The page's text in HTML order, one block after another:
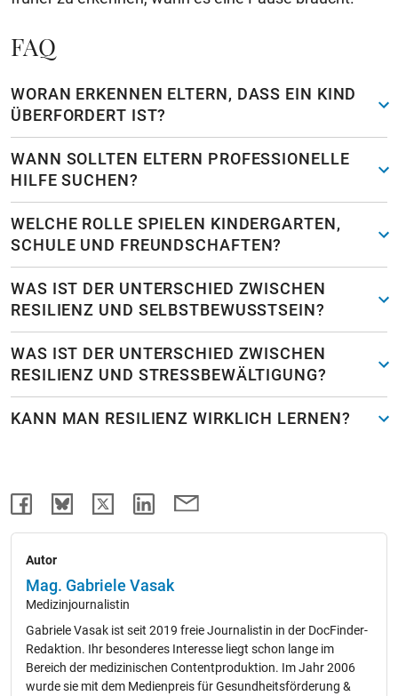
FAQ
WORAN ERKENNEN ELTERN, DASS EIN KIND
ÜBERFORDERT IST?
WANN SOLLTEN ELTERN PROFESSIONELLE
HILFE SUCHEN?
WELCHE ROLLE SPIELEN KINDERGARTEN,
SCHULE UND FREUNDSCHAFTEN?
WAS IST DER UNTERSCHIED ZWISCHEN
RESILIENZ UND SELBSTBEWUSSTSEIN?
WAS IST DER UNTERSCHIED ZWISCHEN
RESILIENZ UND STRESSBEWÄLTIGUNG?
KANN MAN RESILIENZ WIRKLICH LERNEN?
Autor
Mag. Gabriele Vasak
Medizinjournalistin
Gabriele Vasak ist seit 2019 freie Journalistin in der DocFinder-
Redaktion. Ihr besonderes Interesse liegt schon lange im
Bereich der medizinischen Contentproduktion. Im Jahr 2006
wurde sie mit dem Medienpreis für Gesundheitsförderung &